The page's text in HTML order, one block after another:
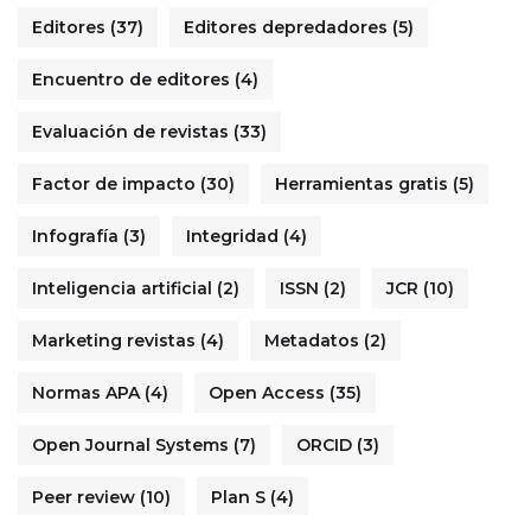
Editores (37) Editores depredadores (5)
Encuentro de editores (4)
Evaluación de revistas (33)
Factor de impacto (30) Herramientas gratis (5)
Infografía (3) Integridad (4)
Inteligencia artificial (2) ISSN (2) JCR (10)
Marketing revistas (4) Metadatos (2)
Normas APA(4) Open Access (35)
Open Journal Systems (7) ORCID (3)
Peer review (10) Plan S (4)